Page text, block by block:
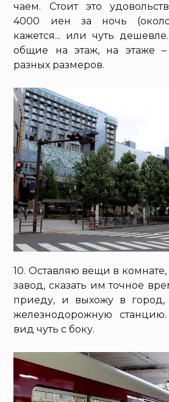
чаем. Стоит это
4000 иен за ночь
кажется... или чуть
общие на этаж, на этаже
разных размеров.
10. Оставляю вещи в
завод, сказать им точное
приеду, и выхожу в город,
железнодорожную
вид чуть с боку.